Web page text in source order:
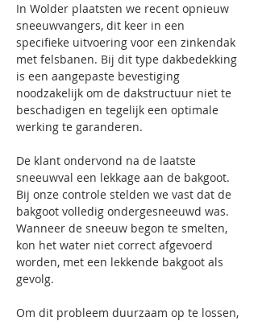
In Wolder plaatsten we recent opnieuw
sneeuwvangers, dit keer in een
specifieke uitvoering voor een zinkendak
met felsbanen. Bij dit type dakbedekking
is een aangepaste bevestiging
noodzakelijk om de dakstructuur niet te
beschadigen en tegelijk een optimale
werking te garanderen.
De klant ondervond na de laatste
sneeuwval een lekkage aan de bakgoot.
Bij onze controle stelden we vast dat de
bakgoot volledig ondergesneeuwd was.
Wanneer de sneeuw begon te smelten,
kon het water niet correct afgevoerd
worden, met een lekkende bakgoot als
gevolg.
Om dit probleem duurzaam op te lossen,